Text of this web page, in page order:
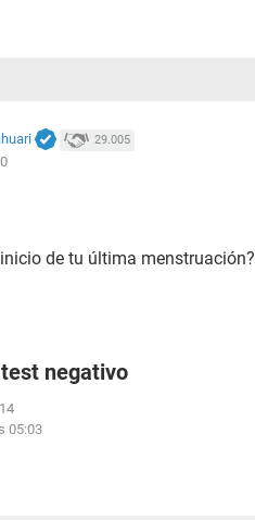
29.005
de tu última menstruación?
negativo
05:03